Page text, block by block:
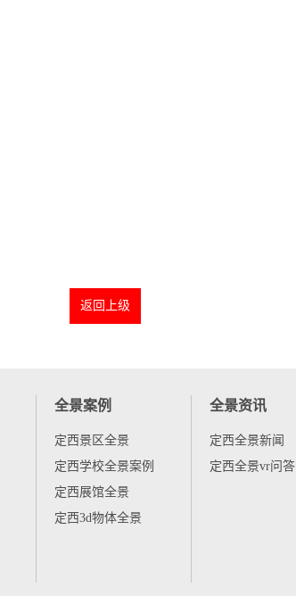
返回上级
全景案例
定西景区全景
定西学校全景案例
定西展馆全景
定西3d物体全景
全景资讯
定西全景新闻
定西全景vr问答